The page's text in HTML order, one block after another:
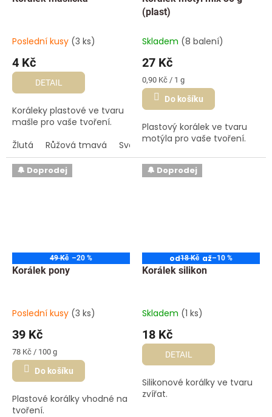
Poslední kusy (3 ks)
4 Kč
DETAIL
Koráleky plastové ve tvaru
mašle pro vaše tvoření.
Žlutá
Růžová tmavá Světle fialová Světle modrá
(plast)
Skladem (8 balení)
27 Kč
Měrná
cena:
0,90 Kč / 1 g
Do košíku
Plastový korálek ve tvaru
motýla pro vaše tvoření.
🔔 Doprodej
49 Kč –20 %
Korálek pony
Poslední kusy (3 ks)
39 Kč
Měrná
cena:
78 Kč / 100 g
Do košíku
Plastové korálky vhodné na
tvoření.
🔔 Doprodej
od18 Kč až–10 %
Korálek silikon
Skladem (1 ks)
18 Kč
DETAIL
Silikonové korálky ve tvaru
zvířat.